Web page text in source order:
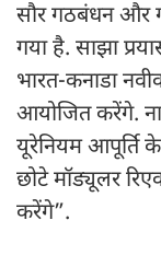
सौर गठबंधन और
गया है. साझा
भारत-कनाडा
आयोजित करेंगे.
यूरेनियम आपूर्ति
छोटे मॉड्यूलर
करेंगे”.